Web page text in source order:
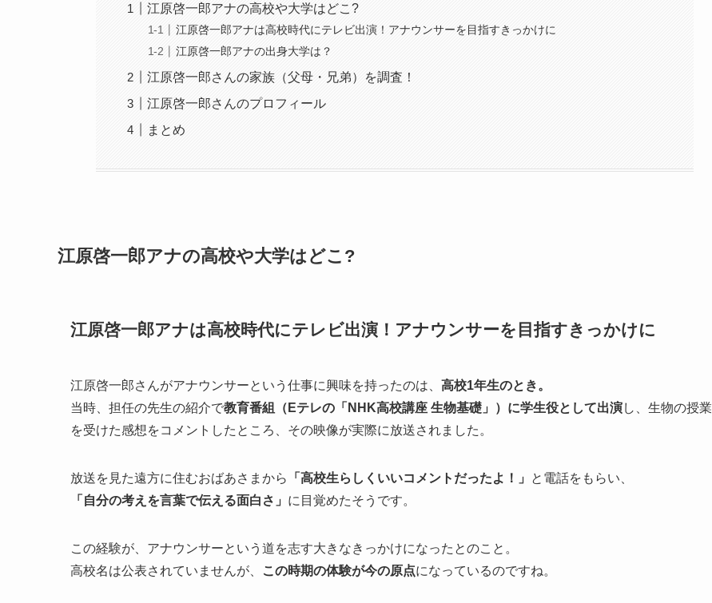
江原啓一郎アナの高校や大学はどこ?
江原啓一郎アナは高校時代にテレビ出演！アナウンサーを目指すきっかけに
江原啓一郎アナの出身大学は？
江原啓一郎さんの家族（父母・兄弟）を調査！
江原啓一郎さんのプロフィール
まとめ
江原啓一郎アナの高校や大学はどこ?
江原啓一郎アナは高校時代にテレビ出演！アナウンサーを目指すきっかけに
江原啓一郎さんがアナウンサーという仕事に興味を持ったのは、 高校1年生のとき。
当時、担任の先生の紹介で教育番組（Eテレの「NHK高校講座 生物基礎」）に学生役として出演し、生物の授業
を受けた感想をコメントしたところ、その映像が実際に放送されました。
放送を見た遠方に住むおばあさまから 「高校生らしくいいコメントだったよ！」
と電話をもらい、
「自分の考えを言葉で伝える面白さ」 に目覚めたそうです。
この経験が、アナウンサーという道を志す大きなきっかけになったとのこと。
高校名は公表されていませんが、
この時期の体験が今の原点になっているのですね。